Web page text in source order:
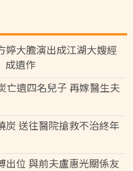
婷大膽演出成江湖大嫂經
成遺作
亡遺四名兒子 再嫁醫生夫
炭 送往醫院搶救不治終年
出位 與前夫盧惠光關係友